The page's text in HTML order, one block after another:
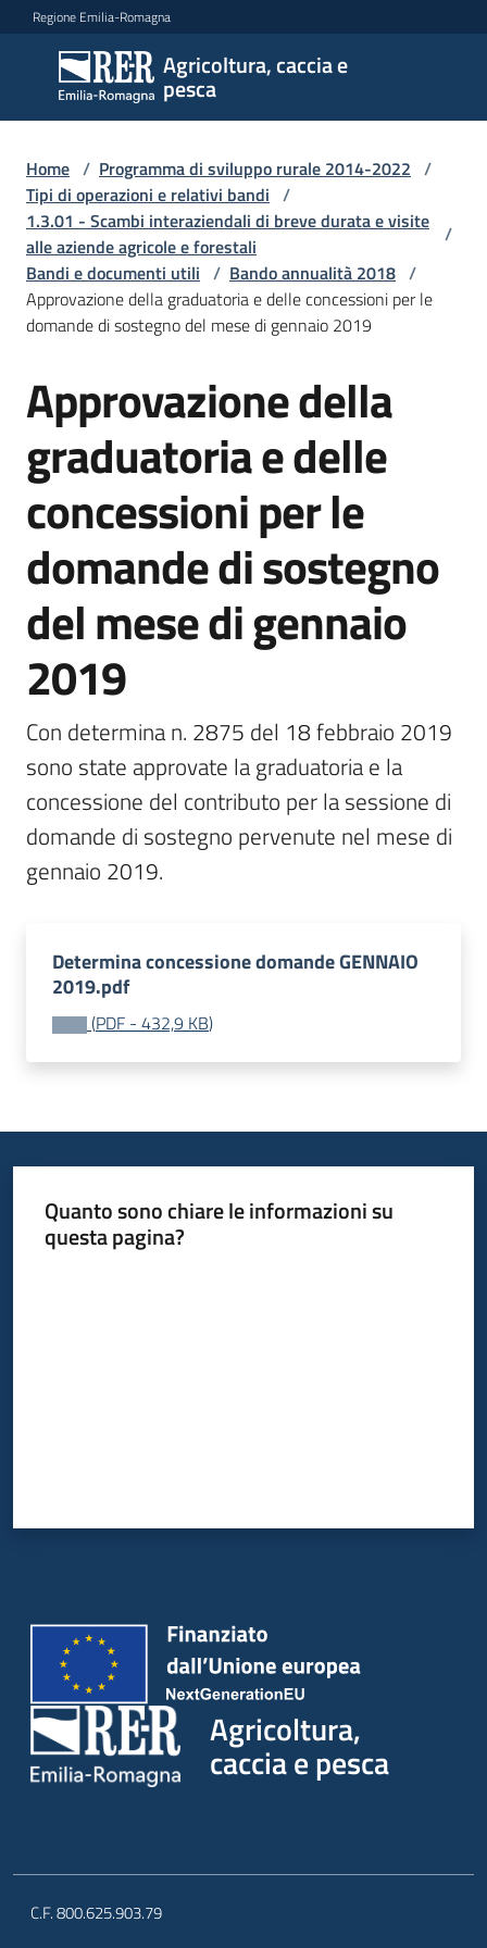
Vai al contenuto
Vai alla navigazione
Vai al footer
Regione Emilia-Romagna
Agricoltura, caccia e
pesca
Agricoltura,
caccia e
pesca
Argomenti
Novità
Servizi
Leggi
atti
bandi
Menu selezionato
Piani
programmi
progetti
Agricoltura
in
cifre
Home / Programma di sviluppo rurale 2014-2022 /
Tipi di operazioni e relativi bandi /
1.3.01 - Scambi interaziendali di breve durata e visite
alle aziende agricole e forestali
/
Bandi e documenti utili / Bando annualità 2018 /
Approvazione della graduatoria e delle concessioni per le
domande di sostegno del mese di gennaio 2019
Approvazione della
graduatoria e delle
concessioni per le
domande di sostegno
del mese di gennaio
2019
Con determina n. 2875 del 18 febbraio 2019
sono state approvate la graduatoria e la
concessione del contributo per la sessione di
domande di sostegno pervenute nel mese di
gennaio 2019.
Determina concessione domande GENNAIO
2019.pdf
(PDF - 432,9 KB)
Quanto sono chiare le informazioni su
questa pagina?
Agricoltura,
caccia e pesca
C.F. 800.625.903.79